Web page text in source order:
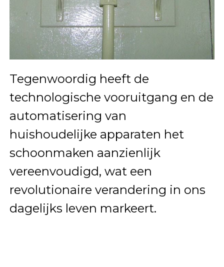
Tegenwoordig heeft de
technologische vooruitgang en de
automatisering van
huishoudelijke apparaten het
schoonmaken aanzienlijk
vereenvoudigd, wat een
revolutionaire verandering in ons
dagelijks leven markeert.